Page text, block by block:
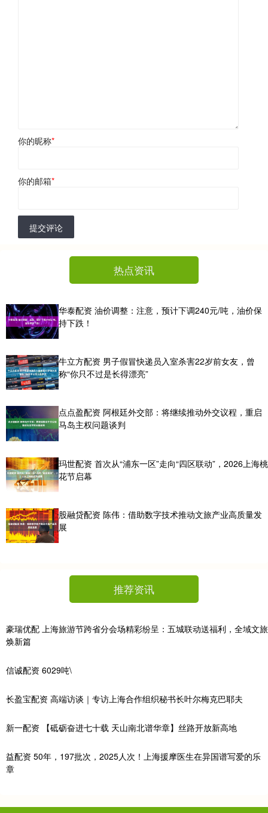
你的昵称*
你的邮箱*
提交评论
热点资讯
华泰配资 油价调整：注意，预计下调240元/吨，油价保
持下跌！
牛立方配资 男子假冒快递员入室杀害22岁前女友，曾
称“你只不过是长得漂亮”
点点盈配资 阿根廷外交部：将继续推动外交议程，重启
马岛主权问题谈判
玛世配资 首次从“浦东一区”走向“四区联动”，2026上海桃
花节启幕
股融贷配资 陈伟：借助数字技术推动文旅产业高质量发
展
推荐资讯
豪瑞优配 上海旅游节跨省分会场精彩纷呈：五城联动送福利，全域文旅
焕新篇
信诚配资 6029吨\
长盈宝配资 高端访谈｜专访上海合作组织秘书长叶尔梅克巴耶夫
新一配资 【砥砺奋进七十载 天山南北谱华章】丝路开放新高地
益配资 50年，197批次，2025人次！上海援摩医生在异国谱写爱的乐
章